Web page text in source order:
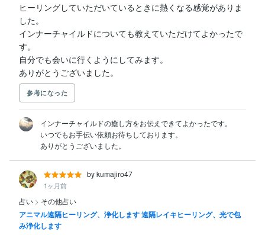
ヒーリングしていただいているときに熱くなる感覚がありま
した。
インナーチャイルドについても教えていただけてよかったで
す。
自分でも会いに行くようにしてみます。
ありがとうございました。
参考になった
インナーチャイルドの癒し方をお伝えできてよかったです。
いつでもお手伝い依頼お待ちしております。
ありがとうございました。
by kumajiro47
1ヶ月前
占い > その他占い
アニマル遠隔ヒーリング、浄化します 遠隔レイキヒーリング、光で包
み浄化します